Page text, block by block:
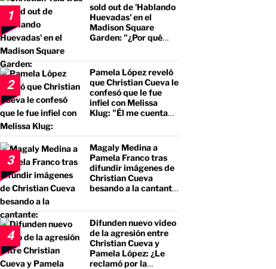
1
sold out de 'Hablando
Huevadas' en el
Madison Square
Garden: "¿Por qué
2
Pamela López reveló
que Christian Cueva le
confesó que le fue
infiel con Melissa
Klug: "Él me cuenta
3
Magaly Medina a
Pamela Franco tras
difundir imágenes de
Christian Cueva
besando a la cantante:
a un borracho, a un
pegalón"
4
Difunden nuevo video
de la agresión entre
Christian Cueva y
Pamela López: ¿Le
reclamó por la